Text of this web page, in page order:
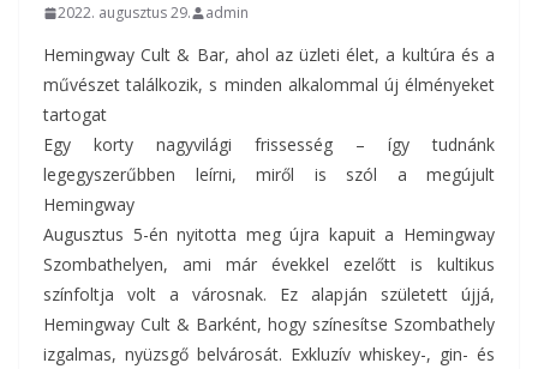
2022. augusztus 29. admin
Hemingway Cult & Bar, ahol az üzleti élet, a kultúra és a
művészet találkozik, s minden alkalommal új élményeket
tartogat
Egy korty nagyvilági frissesség – így tudnánk
legegyszerűbben leírni, miről is szól a megújult
Hemingway
Augusztus 5-én nyitotta meg újra kapuit a Hemingway
Szombathelyen, ami már évekkel ezelőtt is kultikus
színfoltja volt a városnak. Ez alapján született újjá,
Hemingway Cult & Barként, hogy színesítse Szombathely
izgalmas, nyüzsgő belvárosát. Exkluzív whiskey-, gin- és